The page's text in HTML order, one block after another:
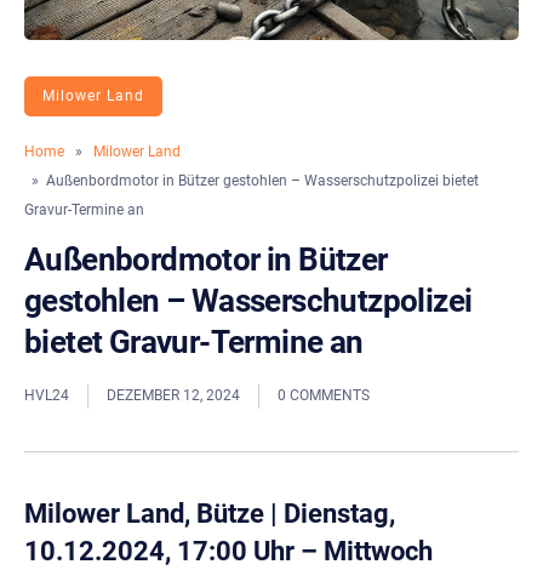
Milower Land
Home »
Milower Land
» Außenbordmotor in Bützer gestohlen – Wasserschutzpolizei bietet
Gravur-Termine an
Außenbordmotor in Bützer
gestohlen – Wasserschutzpolizei
bietet Gravur-Termine an
HVL24 DEZEMBER 12, 2024 0 COMMENTS
Milower Land, Bütze | Dienstag,
10.12.2024, 17:00 Uhr – Mittwoch